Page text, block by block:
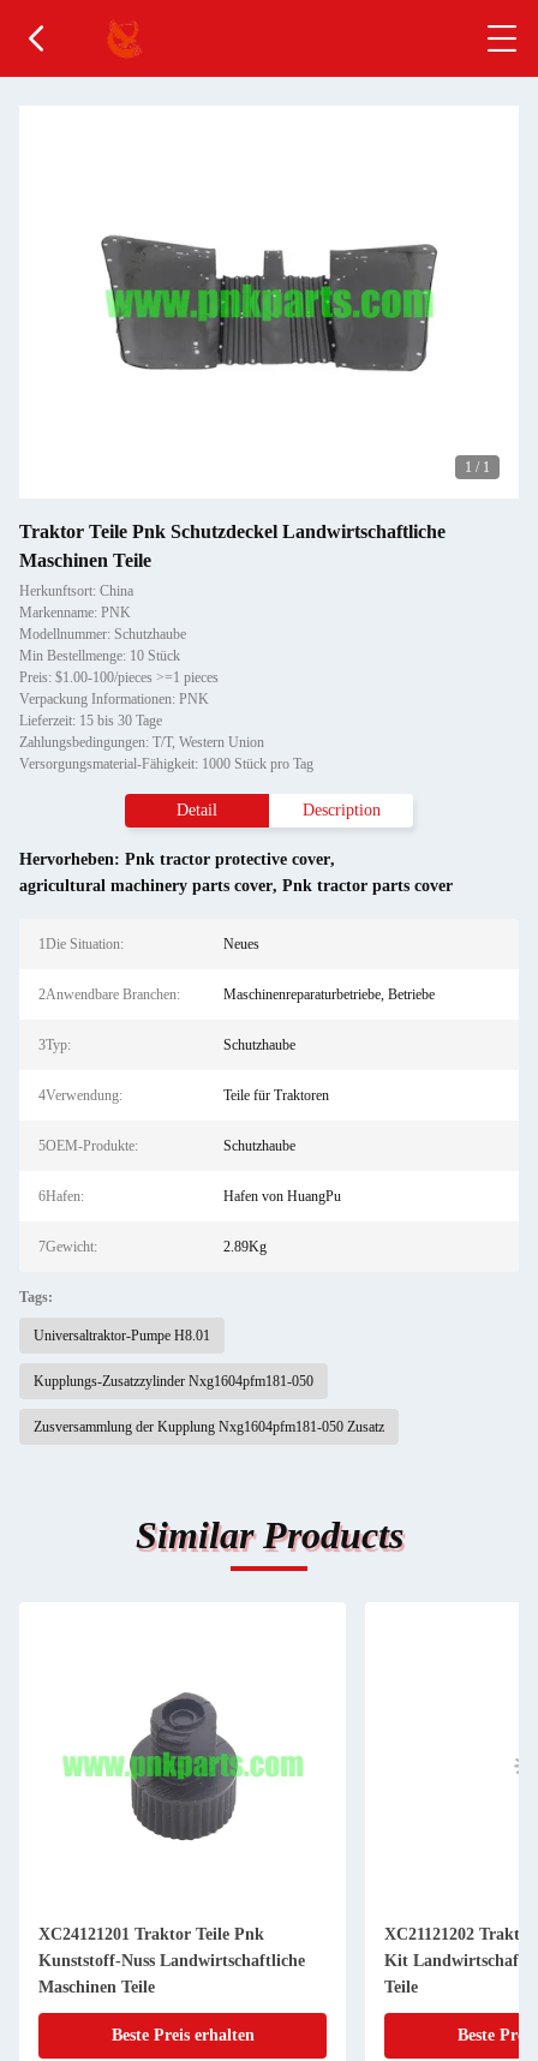
1 / 1
Traktor Teile Pnk Schutzdeckel Landwirtschaftliche
Maschinen Teile
Herkunftsort: China
Markenname: PNK
Modellnummer: Schutzhaube
Min Bestellmenge: 10 Stück
Preis: $1.00-100/pieces >=1 pieces
Verpackung Informationen: PNK
Lieferzeit: 15 bis 30 Tage
Zahlungsbedingungen: T/T, Western Union
Versorgungsmaterial-Fähigkeit: 1000 Stück pro Tag
Detail Description
Hervorheben: Pnk tractor protective cover,
agricultural machinery parts cover, Pnk tractor parts cover
1Die Situation: Neues
2Anwendbare Branchen: Maschinenreparaturbetriebe, Betriebe
3Typ: Schutzhaube
4Verwendung: Teile für Traktoren
5OEM-Produkte: Schutzhaube
6Hafen: Hafen von HuangPu
7Gewicht: 2.89Kg
Tags:
Universaltraktor-Pumpe H8.01
Kupplungs-Zusatzzylinder Nxg1604pfm181-050
Zusversammlung der Kupplung Nxg1604pfm181-050 Zusatz
Similar Products
XC24121201 Traktor Teile Pnk
Kunststoff-Nuss Landwirtschaftliche
Maschinen Teile
Beste Preis erhalten
XC21121202
Kit
Teile
Beste